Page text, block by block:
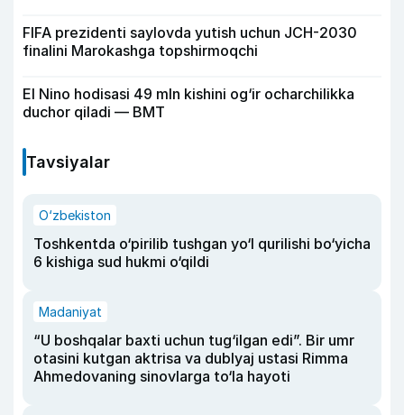
FIFA prezidenti saylovda yutish uchun JCH-2030
finalini Marokashga topshirmoqchi
El Nino hodisasi 49 mln kishini og‘ir ocharchilikka
duchor qiladi — BMT
Tavsiyalar
O‘zbekiston
Toshkentda o‘pirilib tushgan yo‘l qurilishi bo‘yicha
6 kishiga sud hukmi o‘qildi
Madaniyat
“U boshqalar baxti uchun tug‘ilgan edi”. Bir umr
otasini kutgan aktrisa va dublyaj ustasi Rimma
Ahmedovaning sinovlarga to‘la hayoti